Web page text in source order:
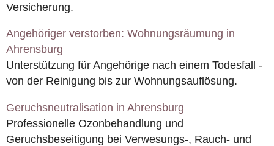
Versicherung.
Angehöriger verstorben: Wohnungsräumung in
Ahrensburg
Unterstützung für Angehörige nach einem Todesfall -
von der Reinigung bis zur Wohnungsauflösung.
Geruchsneutralisation in Ahrensburg
Professionelle Ozonbehandlung und
Geruchsbeseitigung bei Verwesungs-, Rauch- und